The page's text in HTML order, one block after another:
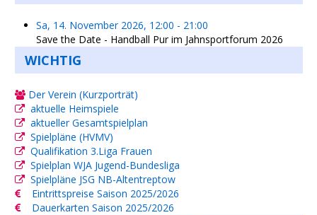
Sa, 14. November 2026, 12:00 - 21:00
Save the Date - Handball Pur im Jahnsportforum 2026
WICHTIG
Der Verein (Kurzporträt)
aktuelle Heimspiele
aktueller Gesamtspielplan
Spielpläne (HVMV)
Qualifikation 3.Liga Frauen
Spielplan WJA Jugend-Bundesliga
Spielpläne JSG NB-Altentreptow
Eintrittspreise Saison 2025/2026
Dauerkarten Saison 2025/2026